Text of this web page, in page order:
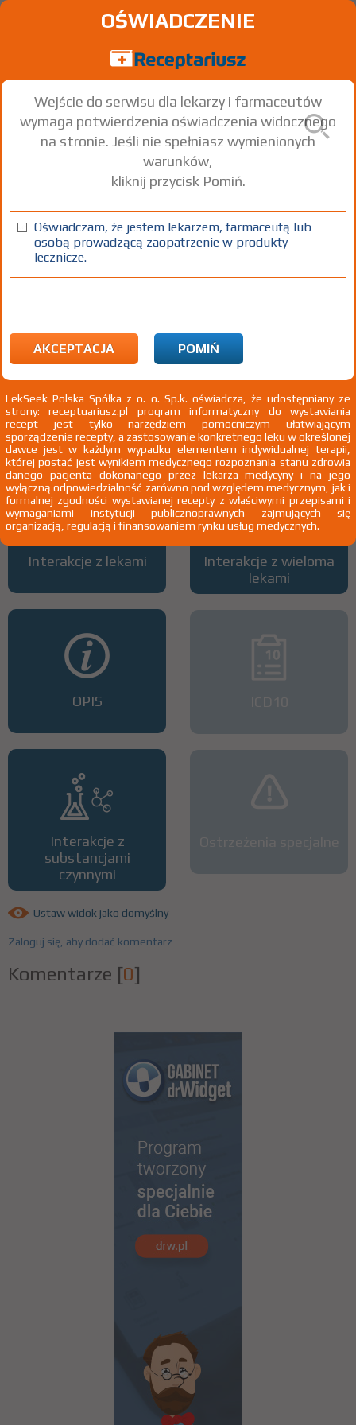
Cerkopil hipoalergiczny krem
do pielęgnacji twarzy
krem
Wszystkie dawki leku
Interakcje z lekami
OPIS
Interakcje z
substancjami
czynnymi
ATC
Interakcje z wieloma
lekami
Ustaw widok jako domyślny
Zaloguj się, aby dodać komentarz
Komentarze [0]
OŚWIADCZENIE
Wejście do serwisu dla lekarzy i farmaceutów
wymaga potwierdzenia oświadczenia widocznego
na stronie. Jeśli nie spełniasz wymienionych
warunków,
kliknij przycisk Pomiń.
Oświadczam, że jestem lekarzem, farmaceutą lub
osobą prowadzącą zaopatrzenie w produkty
lecznicze.
AKCEPTACJA POMIŃ
LekSeek Polska Spółka z o. o. Sp.k. oświadcza, że udostępniany ze
strony: receptuariusz.pl program informatyczny do wystawiania
recept jest tylko narzędziem pomocniczym ułatwiającym
sporządzenie recepty, a zastosowanie konkretnego leku w określonej
dawce jest w każdym wypadku elementem indywidualnej terapii,
której postać jest wynikiem medycznego rozpoznania stanu zdrowia
danego pacjenta dokonanego przez lekarza medycyny i na jego
wyłączną odpowiedzialność zarówno pod względem medycznym, jak i
formalnej zgodności wystawianej recepty z właściwymi przepisami i
wymaganiami instytucji publicznoprawnych zajmujących się
organizacją, regulacją i finansowaniem rynku usług medycznych.